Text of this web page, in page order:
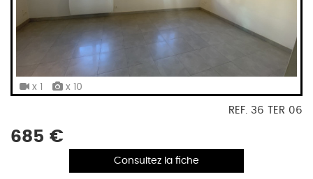
x 1 x 10
REF. 36 TER 06
685 €
Consultez la fiche